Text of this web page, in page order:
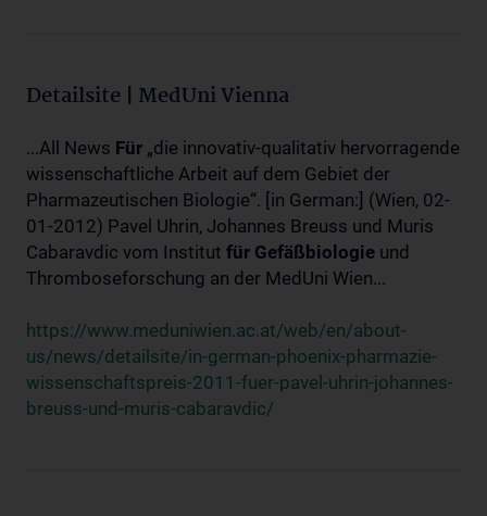
Detailsite | MedUni Vienna
...All News Für „die innovativ-qualitativ hervorragende
wissenschaftliche Arbeit auf dem Gebiet der
Pharmazeutischen Biologie“. [in German:] (Wien, 02-
01-2012) Pavel Uhrin, Johannes Breuss und Muris
Cabaravdic vom Institut für Gefäßbiologie und
Thromboseforschung an der MedUni Wien...
https://www.meduniwien.ac.at/web/en/about-
us/news/detailsite/in-german-phoenix-pharmazie-
wissenschaftspreis-2011-fuer-pavel-uhrin-johannes-
breuss-und-muris-cabaravdic/